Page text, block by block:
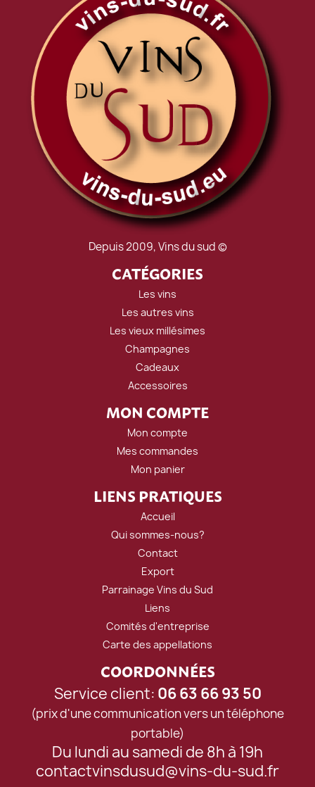
Depuis 2009, Vins du sud ©
CATÉGORIES
Les vins
Les autres vins
Les vieux millésimes
Champagnes
Cadeaux
Accessoires
MON COMPTE
Mon compte
Mes commandes
Mon panier
LIENS PRATIQUES
Accueil
Qui sommes-nous?
Contact
Export
Parrainage Vins du Sud
Liens
Comités d'entreprise
Carte des appellations
COORDONNÉES
Service client: 06 63 66 93 50
(prix d'une communication vers un téléphone
portable)
Du lundi au samedi de 8h à 19h
contactvinsdusud@vins-du-sud.fr